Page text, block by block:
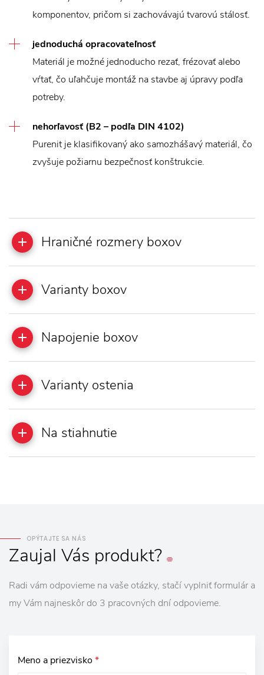
komponentov, pričom si zachovávajú tvarovú stálosť.
jednoduchá opracovateľnosť
Materiál je možné jednoducho rezať, frézovať alebo
vŕtať, čo uľahčuje montáž na stavbe aj úpravy podľa
potreby.
nehorľavosť (B2 – podľa DIN 4102)
Purenit je klasifikovaný ako samozhášavý materiál, čo
zvyšuje požiarnu bezpečnosť konštrukcie.
Hraničné rozmery boxov
Varianty boxov
Napojenie boxov
Varianty ostenia
Na stiahnutie
OPÝTAJTE SA NÁS
Zaujal Vás produkt?
Radi vám odpovieme na vaše otázky, stačí vyplniť formulár a
my Vám najneskôr do 3 pracovných dní odpovieme.
Meno a priezvisko *